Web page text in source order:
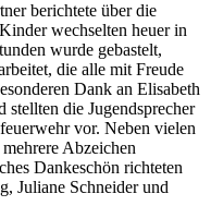
berichtete über die
wechselten heuer in
wurde gebastelt,
die alle mit Freude
Dank an Elisabeth
stellten die Jugendsprecher
vor. Neben vielen
Abzeichen
Dankeschön richteten
Juliane Schneider und